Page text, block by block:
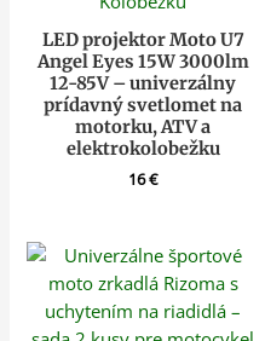
LED projektor Moto U7
Angel Eyes 15W 3000lm
12-85V – univerzálny
prídavný svetlomet na
motorku, ATV a
elektrokolobežku
16€